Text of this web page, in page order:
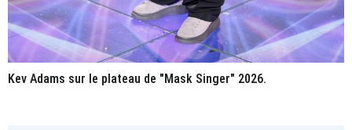
Kev Adams sur le plateau de "Mask Singer" 2026.